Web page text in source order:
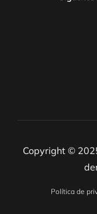
Copyright ©
Política de